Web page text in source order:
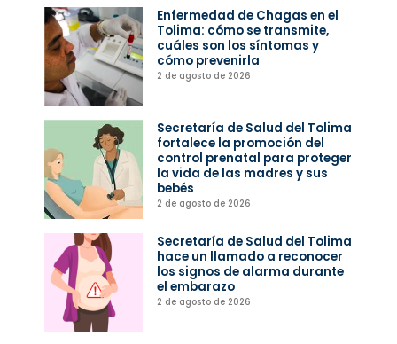
Enfermedad de Chagas en el
Tolima: cómo se transmite,
cuáles son los síntomas y
cómo prevenirla
2 de agosto de 2026
Secretaría de Salud del Tolima
fortalece la promoción del
control prenatal para proteger
la vida de las madres y sus
bebés
2 de agosto de 2026
Secretaría de Salud del Tolima
hace un llamado a reconocer
los signos de alarma durante
el embarazo
2 de agosto de 2026